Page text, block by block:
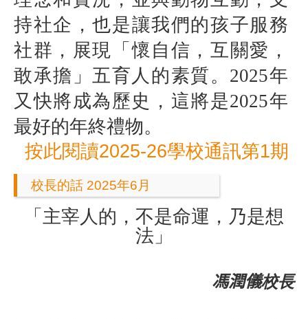
持社企，也是讓我們的孩子服務
社群，展現「懷自信，互關愛，
敢承擔」五育人的素質。 2025年
又快將成為歷史，這將是2025年
最好的年終禮物。
按此閱讀2025-26學校通訊第1期
校長的話 2025年6月
「主宰人的，不是命運，乃是想
法」
馮潤儀校長